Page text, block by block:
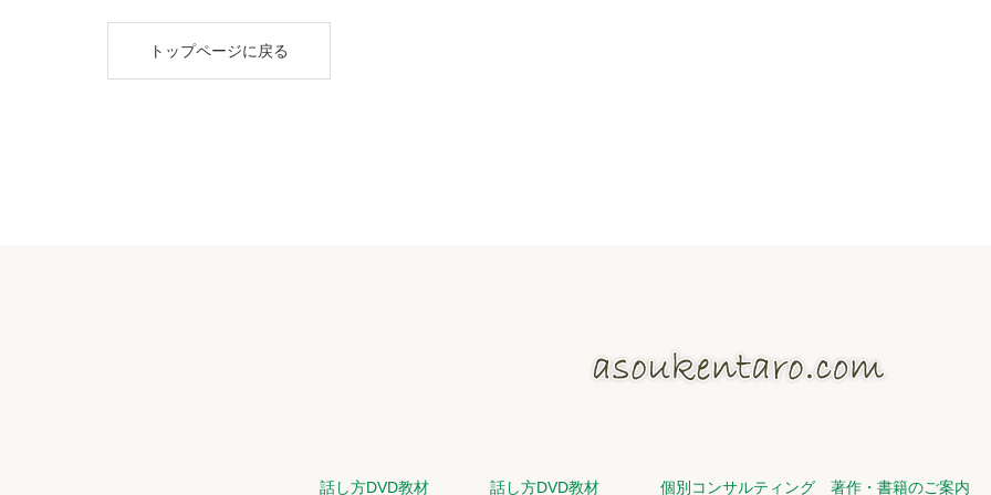
トップページに戻る
話し方DVD教材 話し方DVD教材 個別コンサルティング 著作・書籍のご案内